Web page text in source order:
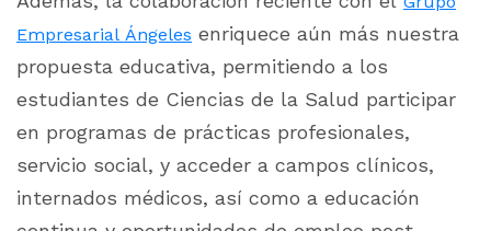
Empresarial Ángeles enriquece aún más nuestra
propuesta educativa, permitiendo a los
estudiantes de Ciencias de la Salud participar
en programas de prácticas profesionales,
servicio social, y acceder a campos clínicos,
internados médicos, así como a educación